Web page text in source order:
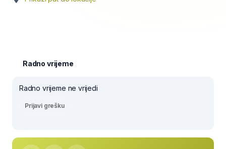
Radno vrijeme
Radno vrijeme ne vrijedi
Prijavi grešku